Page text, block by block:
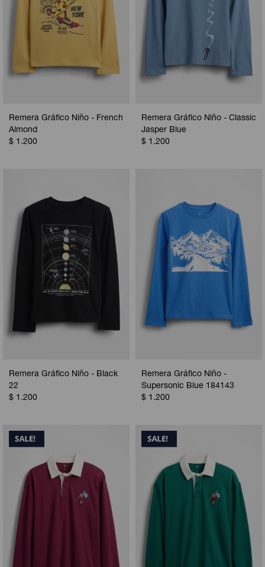
Remera Gráfico Niño - French
Almond
$ 1.200
Remera Gráfico Niño - Classic
Jasper Blue
$ 1.200
Remera Gráfico Niño - Black
22
$ 1.200
Remera Gráfico Niño -
Supersonic Blue 184143
$ 1.200